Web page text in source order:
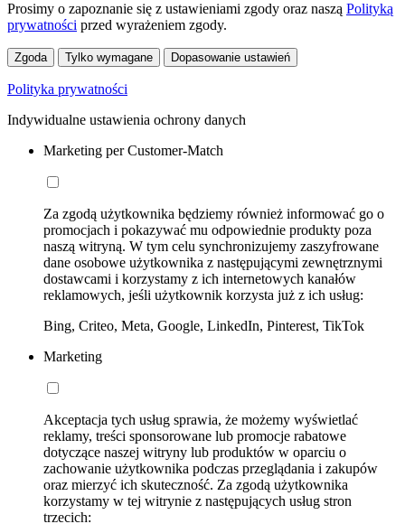
Prosimy o zapoznanie się z ustawieniami zgody oraz naszą Polityką
prywatności przed wyrażeniem zgody.
Zgoda Tylko wymagane Dopasowanie ustawień
Polityka prywatności
Indywidualne ustawienia ochrony danych
Marketing per Customer-Match
Za zgodą użytkownika będziemy również informować go o
promocjach i pokazywać mu odpowiednie produkty poza
naszą witryną. W tym celu synchronizujemy zaszyfrowane
dane osobowe użytkownika z następującymi zewnętrznymi
dostawcami i korzystamy z ich internetowych kanałów
reklamowych, jeśli użytkownik korzysta już z ich usług:
Bing, Criteo, Meta, Google, LinkedIn, Pinterest, TikTok
Marketing
Akceptacja tych usług sprawia, że możemy wyświetlać
reklamy, treści sponsorowane lub promocje rabatowe
dotyczące naszej witryny lub produktów w oparciu o
zachowanie użytkownika podczas przeglądania i zakupów
oraz mierzyć ich skuteczność. Za zgodą użytkownika
korzystamy w tej witrynie z następujących usług stron
trzecich: